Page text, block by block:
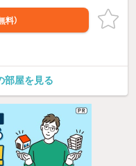
料）
部屋を見る